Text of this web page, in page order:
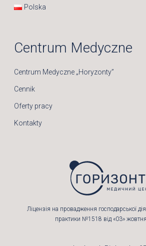
Polska
Centrum Medyczne
Centrum Medyczne „Horyzonty”
Cennik
Oferty pracy
Kontakty
Ліцензія на провадження господарської
практики №1518 від «03»